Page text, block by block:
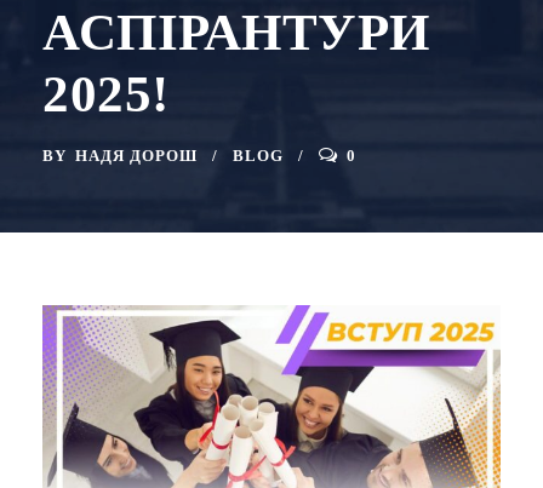
АСПІРАНТУРИ
2025!
BY НАДЯ ДОРОШ BLOG 0